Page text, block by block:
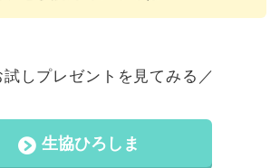
試しプレゼントを見てみる／
生協ひろしま